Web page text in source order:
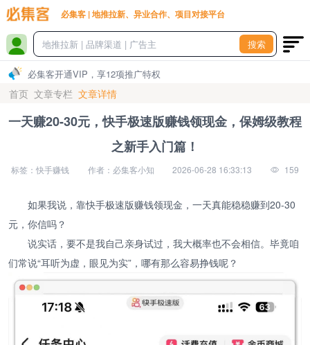
必集客 | 地推拉新、异业合作、项目对接平台
搜索
必集客开通VIP，享12项推广特权
首页 文章专栏 文章详情
一天赚20-30元，快手极速版赚钱领现金，保姆级教程
之新手入门篇！
标签：快手赚钱 作者：必集客小知 2026-06-28 16:33:13 159
如果我说，靠快手极速版赚钱领现金，一天真能稳稳赚到20-30
元，你信吗？
说实话，要不是我自己亲身试过，我大概率也不会相信。毕竟咱
们常说“耳听为虚，眼见为实”，哪有那么容易挣钱呢？